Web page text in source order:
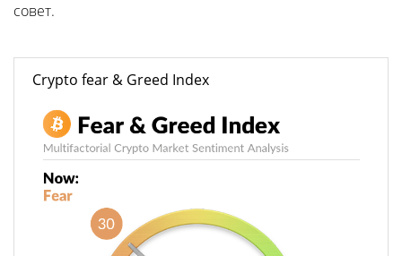
совет.
Crypto fear & Greed Index